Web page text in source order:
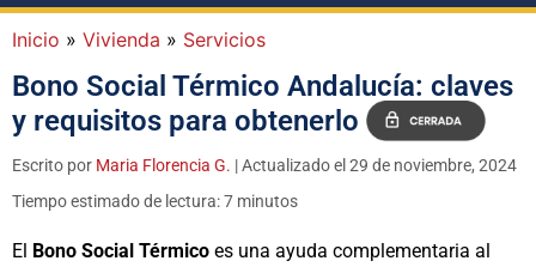
Inicio » Vivienda » Servicios
Bono Social Térmico Andalucía: claves
y requisitos para obtenerlo
Escrito por Maria Florencia G. | Actualizado el 29 de noviembre, 2024
Tiempo estimado de lectura: 7 minutos
El Bono Social Térmico es una ayuda complementaria al